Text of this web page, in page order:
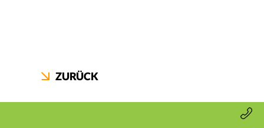
ZURÜCK